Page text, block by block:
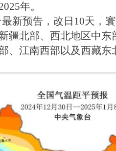
年。
新预告，改日10天，
疆北部、西北地区中东
、江南西部以及西藏东